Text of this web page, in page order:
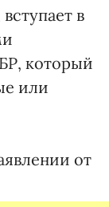
в
который
или
от